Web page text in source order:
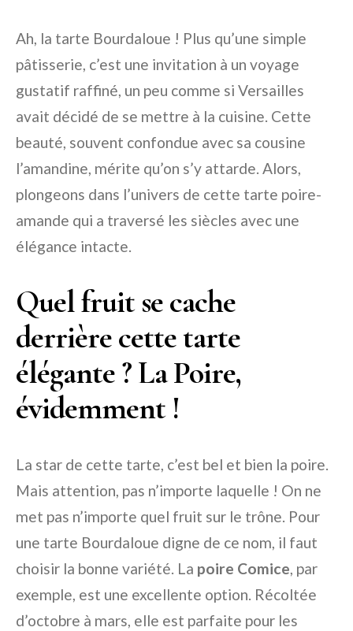
Ah, la tarte Bourdaloue ! Plus qu’une simple
pâtisserie, c’est une invitation à un voyage
gustatif raffiné, un peu comme si Versailles
avait décidé de se mettre à la cuisine. Cette
beauté, souvent confondue avec sa cousine
l’amandine, mérite qu’on s’y attarde. Alors,
plongeons dans l’univers de cette tarte poire-
amande qui a traversé les siècles avec une
élégance intacte.
Quel fruit se cache
derrière cette tarte
élégante ? La Poire,
évidemment !
La star de cette tarte, c’est bel et bien la poire.
Mais attention, pas n’importe laquelle ! On ne
met pas n’importe quel fruit sur le trône. Pour
une tarte Bourdaloue digne de ce nom, il faut
choisir la bonne variété. La poire Comice, par
exemple, est une excellente option. Récoltée
d’octobre à mars, elle est parfaite pour les